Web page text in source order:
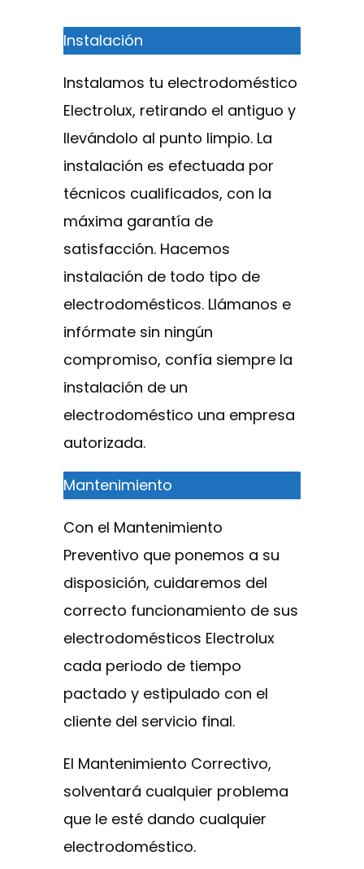
Instalación
Instalamos tu electrodoméstico
Electrolux, retirando el antiguo y
llevándolo al punto limpio. La
instalación es efectuada por
técnicos cualificados, con la
máxima garantía de
satisfacción. Hacemos
instalación de todo tipo de
electrodomésticos. Llámanos e
infórmate sin ningún
compromiso, confía siempre la
instalación de un
electrodoméstico una empresa
autorizada.
Mantenimiento
Con el Mantenimiento
Preventivo que ponemos a su
disposición, cuidaremos del
correcto funcionamiento de sus
electrodomésticos Electrolux
cada periodo de tiempo
pactado y estipulado con el
cliente del servicio final.
El Mantenimiento Correctivo,
solventará cualquier problema
que le esté dando cualquier
electrodoméstico.